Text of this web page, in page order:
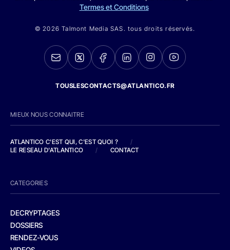
Termes et Conditions
© 2026 Talmont Media SAS. tous droits réservés.
TOUSLESCONTACTS@ATLANTICO.FR
MIEUX NOUS CONNAITRE
ATLANTICO C'EST QUI, C'EST QUOI ?
/
LE RESEAU D'ATLANTICO
/ CONTACT
CATEGORIES
DECRYPTAGES
DOSSIERS
RENDEZ-VOUS